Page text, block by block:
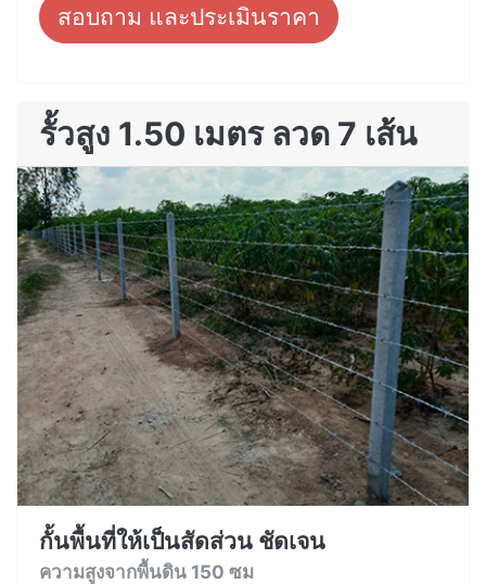
สอบถาม และประเมินราคา
รั้วสูง 1.50 เมตร ลวด 7 เส้น
กั้นพื้นที่ให้เป็นสัดส่วน ชัดเจน
ความสูงจากพื้นดิน 150 ซม